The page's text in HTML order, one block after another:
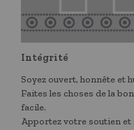
Intégrité
Soyez ouvert, honnête et
Faites les choses de la
facile.
​Apportez votre soutien et